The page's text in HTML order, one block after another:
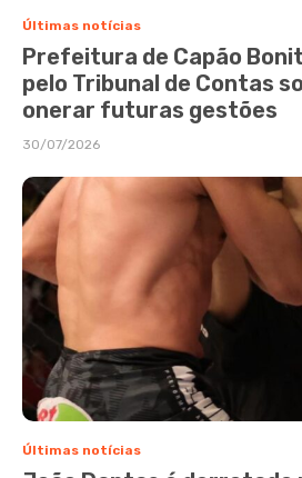
Últimas notícias
Prefeitura de Capão
pelo Tribunal de Contas
onerar futuras gestões
30/07/2026
Últimas notícias